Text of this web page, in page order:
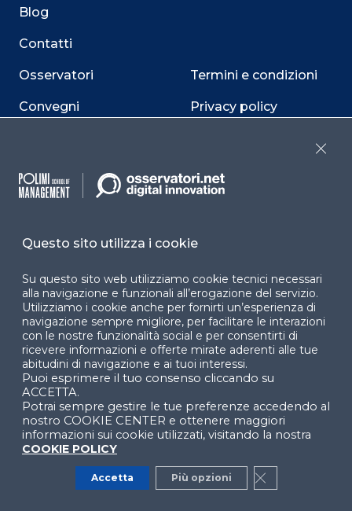
Blog
Contatti
Osservatori
Convegni
Programmi
Termini e condizioni
Privacy policy
Sitemap
Facebook LinkedIn
YouTube
Questo sito utilizza i cookie
Su questo sito web utilizziamo cookie tecnici necessari
alla navigazione e funzionali all’erogazione del servizio.
Utilizziamo i cookie anche per fornirti un’esperienza di
navigazione sempre migliore, per facilitare le interazioni
con le nostre funzionalità social e per consentirti di
ricevere informazioni e offerte mirate aderenti alle tue
abitudini di navigazione e ai tuoi interessi.
Puoi esprimere il tuo consenso cliccando su
ACCETTA.
Potrai sempre gestire le tue preferenze accedendo al
nostro COOKIE CENTER e ottenere maggiori
informazioni sui cookie utilizzati, visitando la nostra
COOKIE POLICY
Accetta Più opzioni Close GDPR